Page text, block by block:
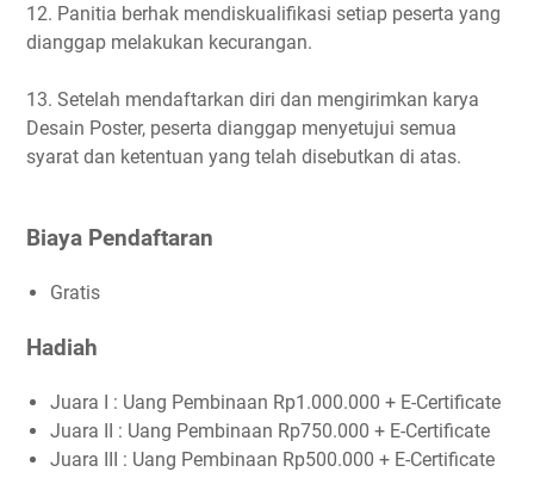
12. Panitia berhak mendiskualifikasi setiap peserta yang
dianggap melakukan kecurangan.
13. Setelah mendaftarkan diri dan mengirimkan karya
Desain Poster, peserta dianggap menyetujui semua
syarat dan ketentuan yang telah disebutkan di atas.
Biaya Pendaftaran
Gratis
Hadiah
Juara I : Uang Pembinaan Rp1.000.000 + E-Certificate
Juara II : Uang Pembinaan Rp750.000 + E-Certificate
Juara III : Uang Pembinaan Rp500.000 + E-Certificate